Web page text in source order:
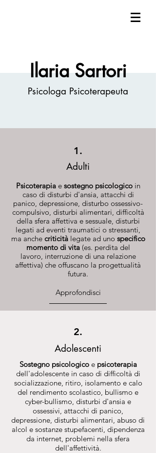
Ilaria Sartori
Psicologa Psicoterapeuta
1.
Adulti
Psicoterapia esostegno psicologicoin
caso di disturbi d'ansia, attacchi di
panico, depressione, disturbo ossessivo-
compulsivo, disturbi alimentari, difficoltà
della sfera affettiva e sessuale, disturbi
legati ad eventi traumatici o stressanti,
ma anche criticitàlegate ad uno specifico
momento di vita(es. perdita del
lavoro, interruzione di una relazione
affettiva) che offuscano la progettualità
futura.
Approfondisci
2.
Adolescenti
Sostegno psicologico epsicoterapia
dell'adolescente in caso di difficoltà di
socializzazione, ritiro, isolamento e calo
del rendimento scolastico, bullismo e
cyber-bullismo, disturbi d'ansia e
ossessivi, attacchi di panico,
depressione, disturbi alimentari, abuso di
alcol e sostanze stupefacenti, dipendenza
da internet, problemi nella sfera
dell'affettività.